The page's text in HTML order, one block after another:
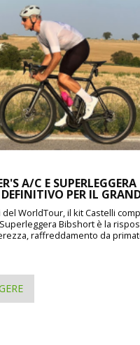
A/C E SUPERLEGGERA
PER IL
WorldTour, il kit Castelli
Bibshort è la
raffreddamento da